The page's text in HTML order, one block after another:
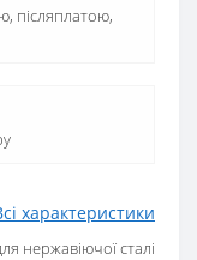
характеристики
нержавіючої сталі
післяплатою,